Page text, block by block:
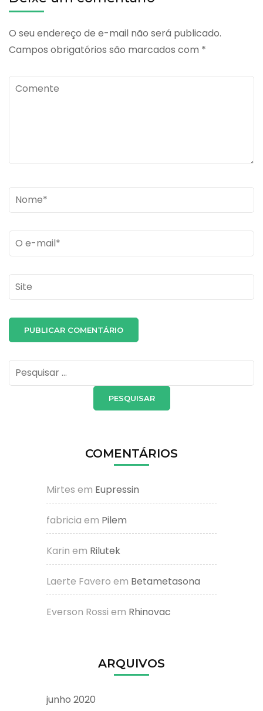
O seu endereço de e-mail não será publicado.
Campos obrigatórios são marcados com *
Comente
Name*
Email *
Site
Pesquisar
por:
COMENTÁRIOS
Mirtes em Eupressin
fabricia em Pilem
Karin em Rilutek
Laerte Favero em Betametasona
Everson Rossi em Rhinovac
ARQUIVOS
junho 2020